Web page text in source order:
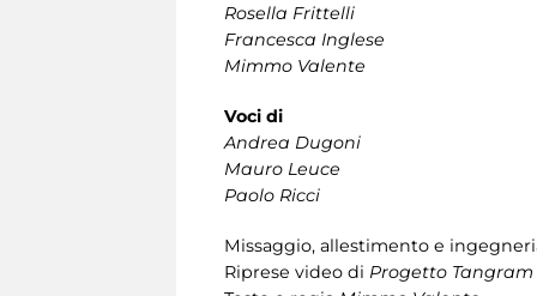
Rosella Frittelli
Francesca Inglese
Mimmo Valente
Voci di
Andrea Dugoni
Mauro Leuce
Paolo Ricci
Missaggio, allestimento e
Riprese video di Progetto Tangram